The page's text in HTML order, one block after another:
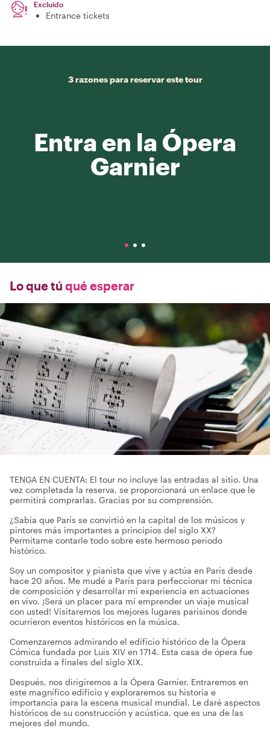
Excluido
Entrance tickets
3 razones para reservar este tour
Entra en la Ópera
Garnier
Lo que tú qué esperar
TENGA EN CUENTA: El tour no incluye las entradas al sitio. Una
vez completada la reserva, se proporcionará un enlace que le
permitirá comprarlas. Gracias por su comprensión.
¿Sabía que París se convirtió en la capital de los músicos y
pintores más importantes a principios del siglo XX?
Permítame contarle todo sobre este hermoso período
histórico.
Soy un compositor y pianista que vive y actúa en París desde
hace 20 años. Me mudé a París para perfeccionar mi técnica
de composición y desarrollar mi experiencia en actuaciones
en vivo. ¡Será un placer para mí emprender un viaje musical
con usted! Visitaremos los mejores lugares parisinos donde
ocurrieron eventos históricos en la música.
Comenzaremos admirando el edificio histórico de la Ópera
Cómica fundada por Luis XIV en 1714. Esta casa de ópera fue
construida a finales del siglo XIX.
Después, nos dirigiremos a la Ópera Garnier. Entraremos en
este magnífico edificio y exploraremos su historia e
importancia para la escena musical mundial. Le daré aspectos
históricos de su construcción y acústica, que es una de las
mejores del mundo.